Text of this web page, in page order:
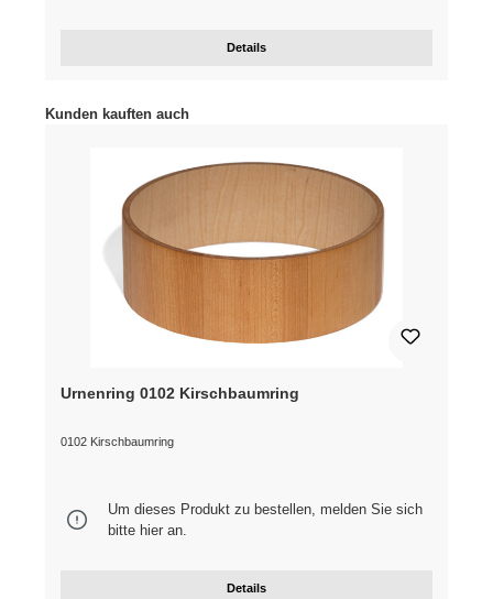
Details
Produktgalerie überspringen
Kunden kauften auch
Urnenring 0102 Kirschbaumring
0102 Kirschbaumring
Um dieses Produkt zu bestellen, melden Sie sich
bitte hieran.
Details